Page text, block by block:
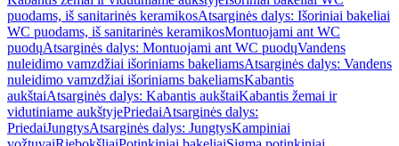
puodams, iš sanitarinės keramikosAtsarginės dalys: Išoriniai bakeliai
WC puodams, iš sanitarinės keramikosMontuojami ant WC
puodųAtsarginės dalys: Montuojami ant WC puodųVandens
nuleidimo vamzdžiai išoriniams bakeliamsAtsarginės dalys: Vandens
nuleidimo vamzdžiai išoriniams bakeliamsKabantis
aukštaiAtsarginės dalys: Kabantis aukštaiKabantis žemai ir
vidutiniame aukštyjePriedaiAtsarginės dalys:
PriedaiJungtysAtsarginės dalys: JungtysKampiniai